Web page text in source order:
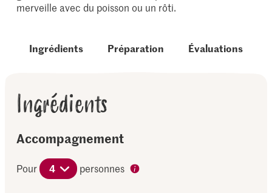
merveille avec du poisson ou un rôti.
Ingrédients Préparation Évaluations
Ingrédients
Accompagnement
Pour 4 personnes